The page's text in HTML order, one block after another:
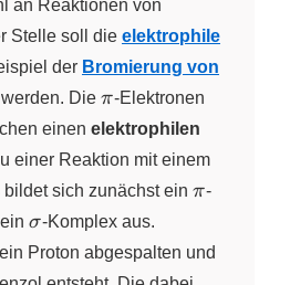
an Reaktionen von
Stelle soll die elektrophile
der Bromierung von
Die \pi
π-Elektronen
einen elektrophilen
einer Reaktion mit einem
bildet sich zunächst ein \pi
π-
\sigma
σ-Komplex aus.
Proton abgespalten und